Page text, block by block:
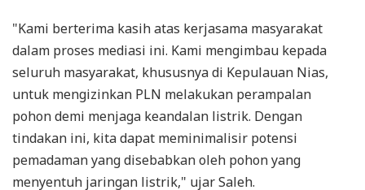
"Kami berterima kasih atas kerjasama masyarakat
dalam proses mediasi ini. Kami mengimbau kepada
seluruh masyarakat, khususnya di Kepulauan Nias,
untuk mengizinkan PLN melakukan perampalan
pohon demi menjaga keandalan listrik. Dengan
tindakan ini, kita dapat meminimalisir potensi
pemadaman yang disebabkan oleh pohon yang
menyentuh jaringan listrik," ujar Saleh.